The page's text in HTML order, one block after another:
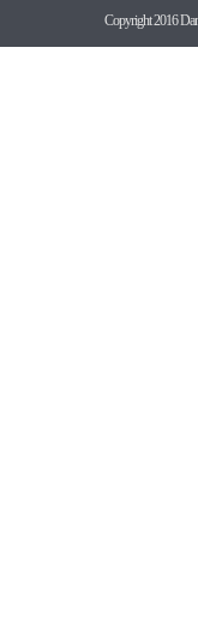
Copyright 2016